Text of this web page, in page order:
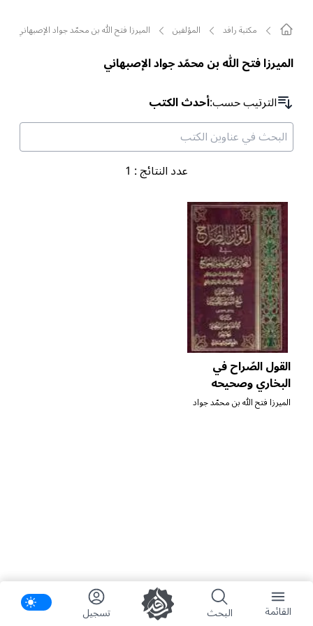
القائمة البحث تسجیل
مکتبة رافد المؤلفين الميرزا فتح الله بن محمّد جواد الإصبهاني
الميرزا فتح الله بن محمّد جواد الإصبهاني
الترتیب حسب:أحدث الكتب
عدد النتائج:
1
القول الصّراح في
البخاري وصحيحه
الجامع
الميرزا فتح الله بن محمّد جواد
الإصبهاني